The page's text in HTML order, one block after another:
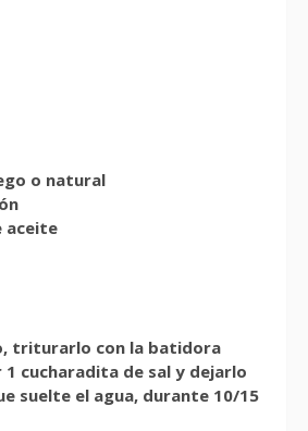
o natural
aceite
triturarlo con la batidora
cucharadita de sal y dejarlo
suelte el agua, durante 10/15